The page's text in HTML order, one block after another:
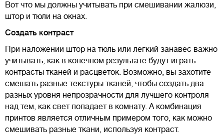
Вот что мы должны учитывать при смешивании жалюзи,
штор и тюли на окнах.
Создать контраст
При наложении штор на тюль или легкий занавес важно
учитывать, как в конечном результате будут играть
контрасты тканей и расцветок. Возможно, вы захотите
смешать разные текстуры тканей, чтобы создать два
разных уровня непрозрачности для лучшего контроля
над тем, как свет попадает в комнату. А комбинация
принтов является отличным примером того, как можно
смешивать разные ткани, используя контраст.